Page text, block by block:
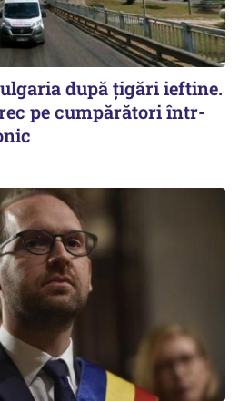
după țigări ieftine.
pe cumpărători într-